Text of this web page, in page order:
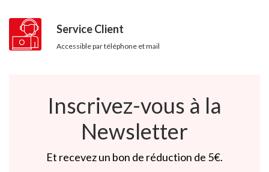
Service Client
Accessible par téléphone et mail
Inscrivez-vous à la
Newsletter
Et recevez un bon de réduction de 5€.